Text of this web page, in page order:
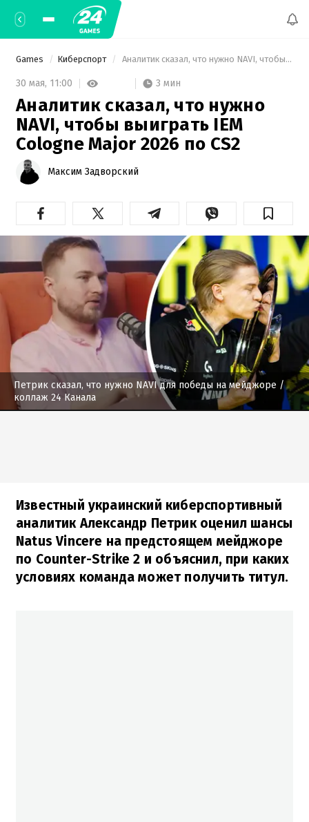
Games Киберспорт Аналитик сказал, что нужно NAVI, чтобы выиграть IEM Cologne Major 2026 по CS2
30 мая, 11:00 3 мин
Аналитик сказал, что нужно
NAVI, чтобы выиграть IEM
Cologne Major 2026 по CS2
Максим Задворский
Петрик сказал, что нужно NAVI для победы на мейджоре /
коллаж 24 Канала
Известный украинский киберспортивный
аналитик Александр Петрик оценил шансы
Natus Vincere на предстоящем мейджоре
по Counter-Strike 2 и объяснил, при каких
условиях команда может получить титул.